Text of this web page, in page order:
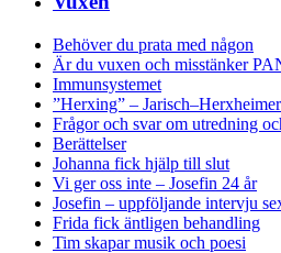
Behöver du prata med någon
Är du vuxen och misstänker
Immunsystemet
”Herxing” –
Frågor och svar om utredning
Berättelser
Johanna fick hjälp till slut
Vi ger oss inte – Josefin 24 år
Josefin – uppföljande intervju
Frida fick äntligen behandling
Tim skapar musik och poesi